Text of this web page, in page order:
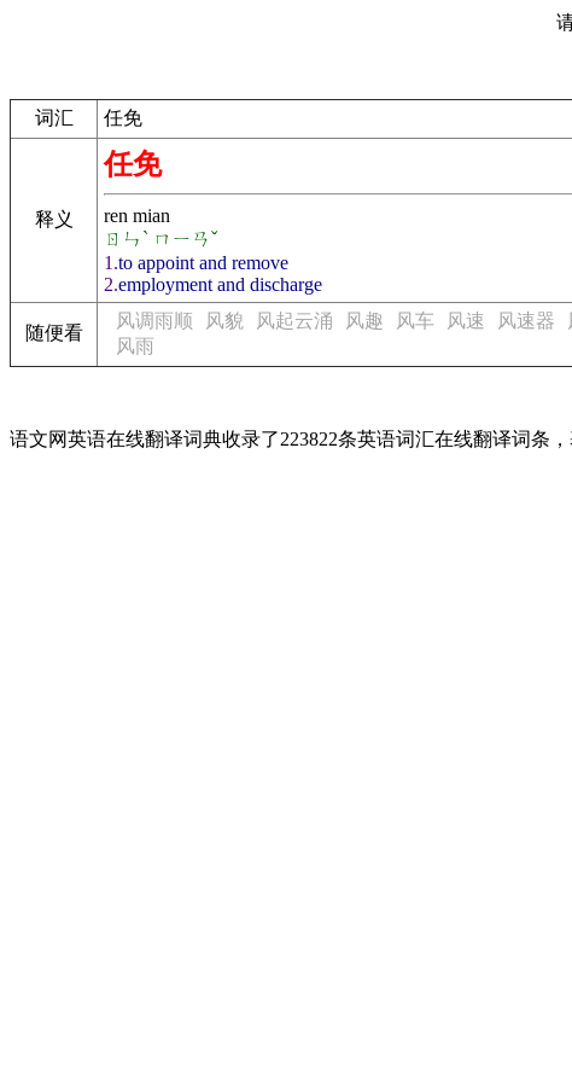
词汇 任免
释义
任免
ren mian
ㄖㄣˋ ㄇㄧㄢˇ
1.to appoint and remove
2.employment and discharge
随便看
风调雨顺 风貌 风起云涌 风趣 风车 风速 风速器
风雨
语文网英语在线翻译词典收录了223822条英语词汇在线翻译词条